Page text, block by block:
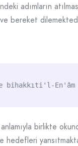
adımların
bereket
bihakkıti'l-
birlikte
hedefleri